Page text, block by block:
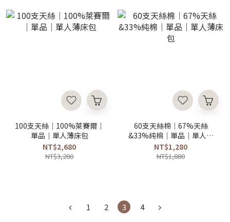
100支天絲｜100%萊賽爾｜
單品｜單人薄床包
NT$2,680
NT$3,280
60支天絲棉｜67%天絲
&33%純棉｜單品｜單人薄
床包
NT$1,280
NT$1,880
1 2 3 4